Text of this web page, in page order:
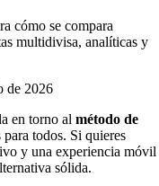
cómo se compara
multidivisa, analíticas y
de 2026
en torno al método de
todos. Si quieres
y una experiencia móvil
sólida.